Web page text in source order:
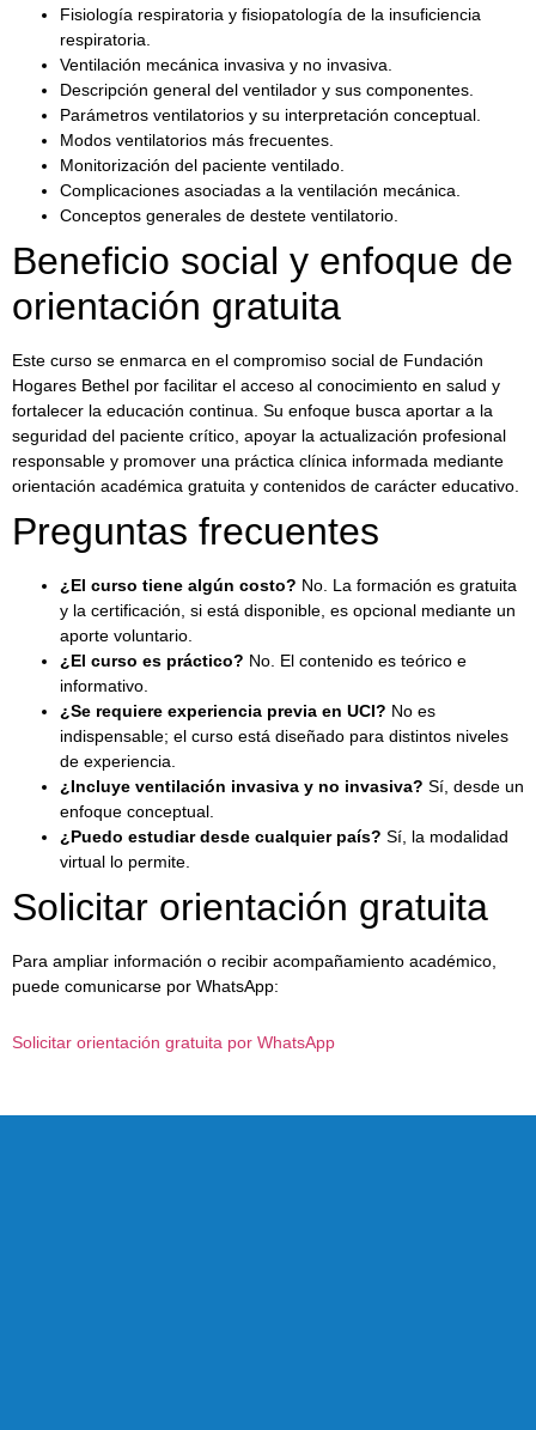
Fisiología respiratoria y fisiopatología de la insuficiencia
respiratoria.
Ventilación mecánica invasiva y no invasiva.
Descripción general del ventilador y sus componentes.
Parámetros ventilatorios y su interpretación conceptual.
Modos ventilatorios más frecuentes.
Monitorización del paciente ventilado.
Complicaciones asociadas a la ventilación mecánica.
Conceptos generales de destete ventilatorio.
Beneficio social y enfoque de
orientación gratuita
Este curso se enmarca en el compromiso social de Fundación
Hogares Bethel por facilitar el acceso al conocimiento en salud y
fortalecer la educación continua. Su enfoque busca aportar a la
seguridad del paciente crítico, apoyar la actualización profesional
responsable y promover una práctica clínica informada mediante
orientación académica gratuita y contenidos de carácter educativo.
Preguntas frecuentes
¿El curso tiene algún costo? No. La formación es gratuita
y la certificación, si está disponible, es opcional mediante un
aporte voluntario.
¿El curso es práctico? No. El contenido es teórico e
informativo.
¿Se requiere experiencia previa en UCI? No es
indispensable; el curso está diseñado para distintos niveles
de experiencia.
¿Incluye ventilación invasiva y no invasiva? Sí, desde un
enfoque conceptual.
¿Puedo estudiar desde cualquier país? Sí, la modalidad
virtual lo permite.
Solicitar orientación gratuita
Para ampliar información o recibir acompañamiento académico,
puede comunicarse por WhatsApp:
Solicitar orientación gratuita por WhatsApp